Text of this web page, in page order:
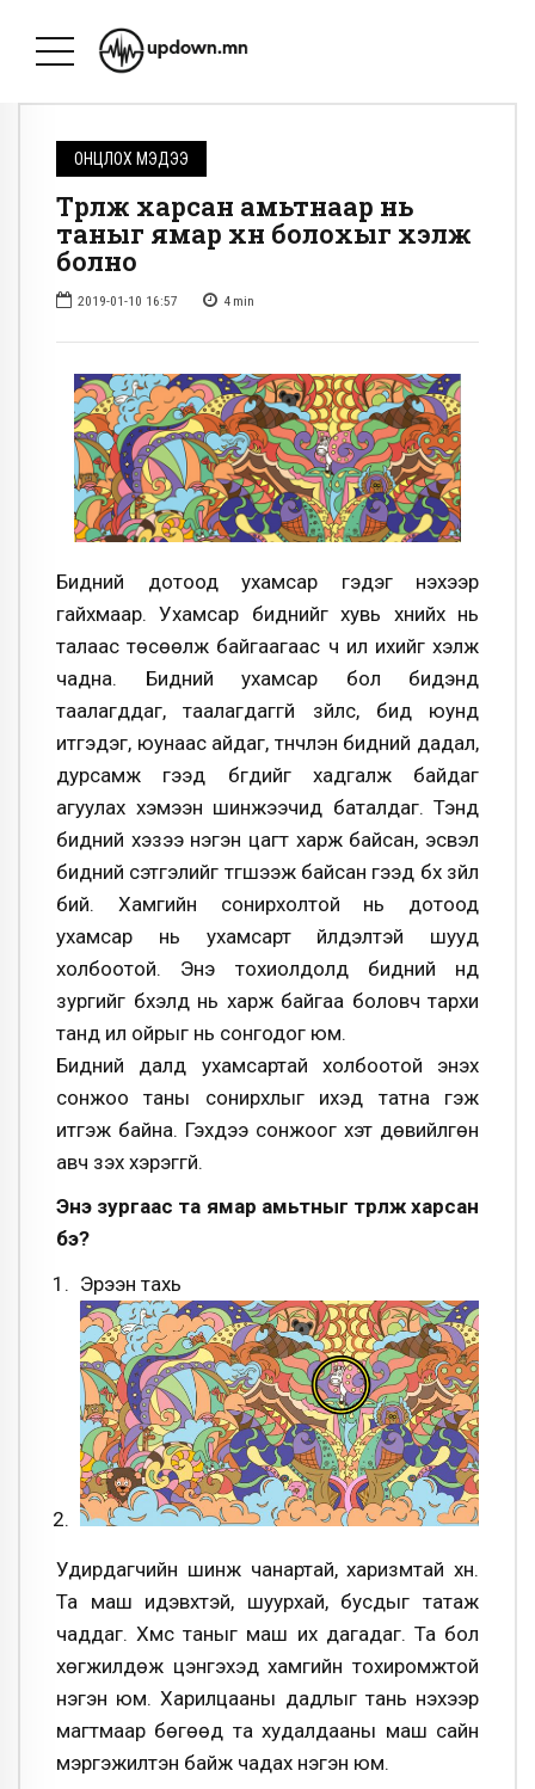
ОНЦЛОХ МЭДЭЭ
Түрүүлж харсан амьтнаар нь
таныг ямар хүн болохыг хэлж
болно
2019-01-10 16:57 4 min
Бидний дотоод ухамсар гэдэг үнэхээр
гайхмаар. Ухамсар биднийг хувь хүнийх нь
талаас төсөөлж байгаагаас ч илүү ихийг хэлж
чадна. Бидний ухамсар бол бидэнд
таалагддаг, таалагдаггүй зүйлс, бид юунд
итгэдэг, юунаас айдаг, түүнчлэн бидний дадал,
дурсамж гээд бүгдийг хадгалж байдаг
агуулах хэмээн шинжээчид баталдаг. Тэнд
бидний хэзээ нэгэн цагт харж байсан, эсвэл
бидний сэтгэлийг түгшээж байсан гээд бүх зүйл
бий. Хамгийн сонирхолтой нь дотоод
ухамсар нь ухамсарт үйлдэлтэй шууд
холбоотой. Энэ тохиолдолд бидний нүд
зургийг бүхэлд нь харж байгаа боловч тархи
танд илүү ойрыг нь сонгодог юм.
Бидний далд ухамсартай холбоотой энэхүү
сонжоо таны сонирхлыг ихэд татна гэж
итгэж байна. Гэхдээ сонжоог хэт дөвийлгөн
авч үзэх хэрэггүй.
Энэ зургаас та ямар амьтныг түрүүлж харсан
бэ?
Эрээн тахь
Удирдагчийн шинж чанартай, харизмтай хүн.
Та маш идэвхтэй, шуурхай, бусдыг татаж
чаддаг. Хүмүүс таныг маш их дагадаг. Та бол
хөгжилдөж цэнгэхэд хамгийн тохиромжтой
нэгэн юм. Харилцааны дадлыг тань үнэхээр
магтмаар бөгөөд та худалдааны маш сайн
мэргэжилтэн байж чадах нэгэн юм.